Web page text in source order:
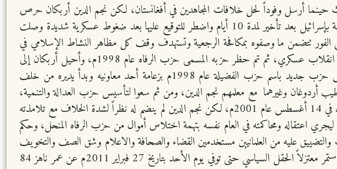
حينما أرسل وفوداً لحل خلافات المجاهدين في أفغانستان، لكن نجم الدين أربكان حرص
رغم ذلك على عدم استفزاز الجيش، وحاول تكريس انطباع بأنه لا يريد المساس بالنظام العلماني، فوقع على الاتفاقيات المتعلقة بإسرائيل بعد تأخير لمدة 10 أيام واضطر للتوقيع عليها بعد ضغوط عسكرية شديدة وصلت
تتضمن ما وصفوه بمكافحة الرجعية وتستهدف وقف كل مظاهر النشاط الإسلامي في
البلاد سياسياً كان أم تعليمياً أم متعلقا بالعبادات، فكان أن اضطر أربكان إلى الاستقالة من منصبه لمنع تطور الأحداث إلى انقلاب عسكري، ثم تم حظر حزبه المسمى حزب الرفاه عام 1998م، وأحيل أربكان إلى
القضاء بتهم مختلفة منها انتهاك مواثيق علمانية الدولة، ومنع من مزاولة النشاط السياسي لمدة خمس سنوات، فلجأ إلى تأسيس حزب جديد باسم حزب الفضيلة عام 1998م بزعامة أحد معاونيه وبدأ يديره من خلف
وغيرهما مع معلمهم نجم الدين، ومن ثم سعوا لتأسيس حزب العدالة والتنمية،
وفي 22 يونيو عام 2001م تم حظر حزب الفضيلة وبعده في أقل من شهرين تمت الموافقة على قيام حزب العدالة والتنمية وذلك في 14 أغسطس عام 2001م، لكن نجم الدين لم ينضم له نظراً لشدة الخلاف مع تلامذته
، لكن خصومه من العلمانيين، تربصوا به ليجري اعتقاله ومحاكمته في العام نفسه بتهمة اختلاس أموال من حزب الرفاه المنحل، وحكم
الضغوط والاتهامات والتضييق عليه من العلمانيين مستخدمين القضاء والصحافة والاعلام وشق الصف والتخويف
العسكري حتى كثرت التهم الجائرة، ولما وصل تلميذه عبد الله كول لرئاسة تركيا أصدر قراراً رئاسياً بالعفو عنه عام 2008م، فاستمر معتزلاً الحقل السياسي حتى توفي يوم الأحد بتاريخ 27 فبراير 2011م عن عمر ناهز 84